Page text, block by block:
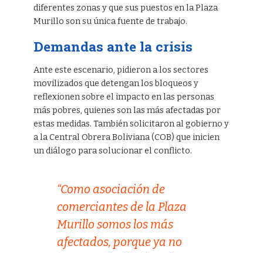
diferentes zonas y que sus puestos en la Plaza
Murillo son su única fuente de trabajo.
Demandas ante la crisis
Ante este escenario, pidieron a los sectores
movilizados que detengan los bloqueos y
reflexionen sobre el impacto en las personas
más pobres, quienes son las más afectadas por
estas medidas. También solicitaron al gobierno y
a la Central Obrera Boliviana (COB) que inicien
un diálogo para solucionar el conflicto.
“Como asociación de
comerciantes de la Plaza
Murillo somos los más
afectados, porque ya no